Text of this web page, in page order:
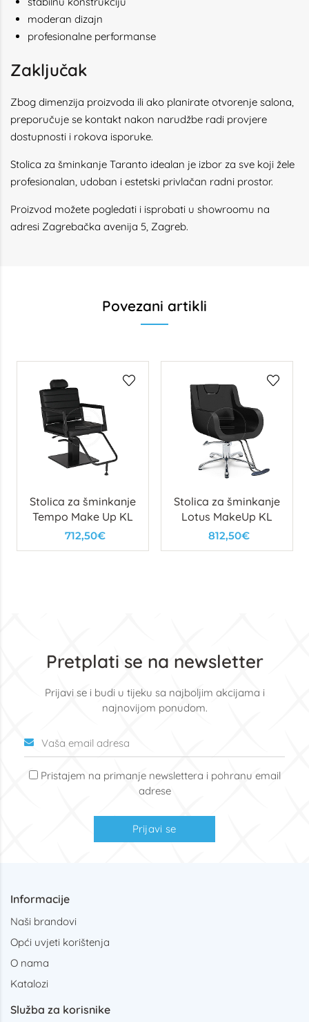
moderan dizajn
profesionalne performanse
Zaključak
Zbog dimenzija proizvoda ili ako planirate otvorenje salona,
preporučuje se kontakt nakon narudžbe radi provjere
dostupnosti i rokova isporuke.
Stolica za šminkanje Taranto idealan je izbor za sve koji žele
profesionalan, udoban i estetski privlačan radni prostor.
Proizvod možete pogledati i isprobati u showroomu na
adresi Zagrebačka avenija 5, Zagreb.
Povezani artikli
Stolica za šminkanje
Tempo Make Up KL
712,50€
Stolica za šminkanje
Lotus MakeUp KL
812,50€
Pretplati se na newsletter
Prijavi se i budi u tijeku sa najboljim akcijama i
najnovijom ponudom.
Pristajem na primanje newslettera i pohranu email
adrese
Prijavi se
Informacije
Naši brandovi
Opći uvjeti korištenja
O nama
Katalozi
Služba za korisnike